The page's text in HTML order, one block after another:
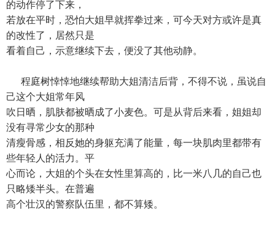
的动作停了下来，
若放在平时，恐怕大姐早就挥拳过来，可今天对方或许是真
的改性了，居然只是
看着自己，示意继续下去，便没了其他动静。
程庭树悻悻地继续帮助大姐清洁后背，不得不说，虽说自
己这个大姐常年风
吹日晒，肌肤都被晒成了小麦色。可是从背后来看，姐姐却
没有寻常少女的那种
清瘦骨感，相反她的身躯充满了能量，每一块肌肉里都带有
些年轻人的活力。平
心而论，大姐的个头在女性里算高的，比一米八几的自己也
只略矮半头。在普遍
高个壮汉的警察队伍里，都不算矮。